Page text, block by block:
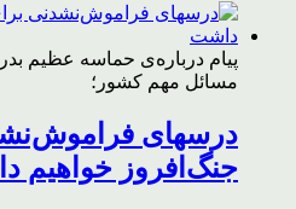
پیام درباره‌ی حماسه عظیم
مسائل مهم کشور؛
درسهای
جنگ‌افروز خواهیم